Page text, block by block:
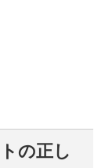
の正し